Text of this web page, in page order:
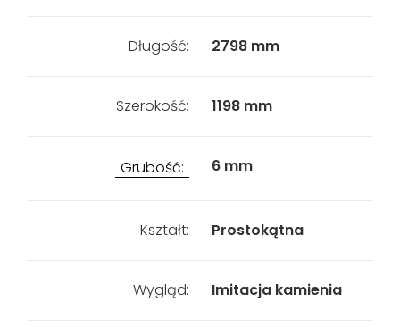
Długość: 2798 mm
Szerokość: 1198 mm
Grubość: 6 mm
Kształt: Prostokątna
Wygląd: Imitacja kamienia